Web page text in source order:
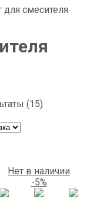
для смесителя
(15)
Нет в наличии
-5%